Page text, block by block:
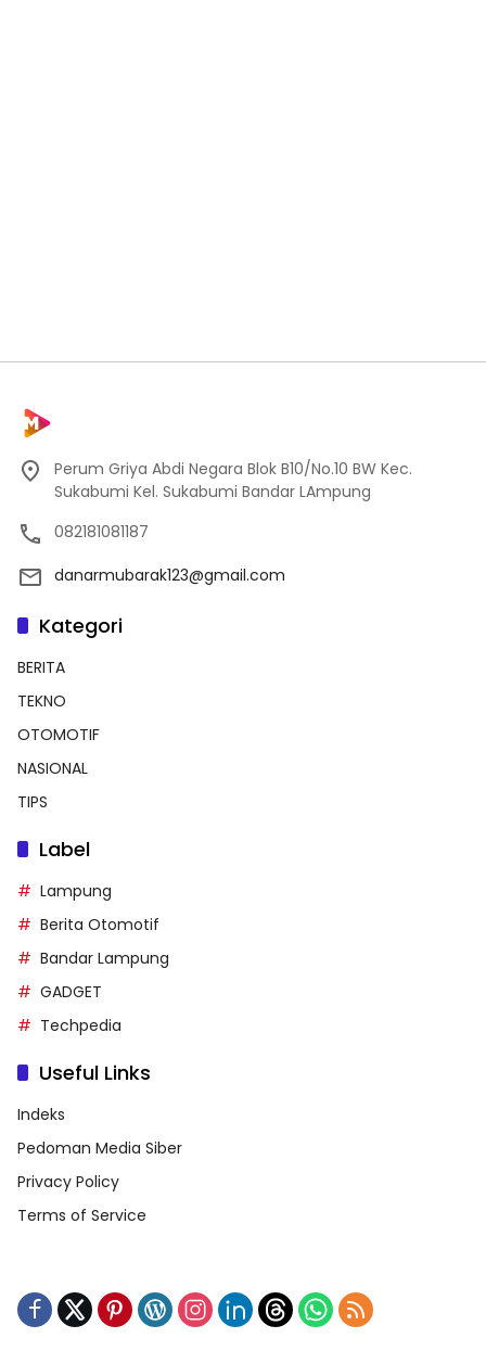
Perum Griya Abdi Negara Blok B10/No.10 BW Kec.
Sukabumi Kel. Sukabumi Bandar LAmpung
082181081187
danarmubarak123@gmail.com
Kategori
BERITA
TEKNO
OTOMOTIF
NASIONAL
TIPS
Label
Lampung
Berita Otomotif
Bandar Lampung
GADGET
Techpedia
Useful Links
Indeks
Pedoman Media Siber
Privacy Policy
Terms of Service